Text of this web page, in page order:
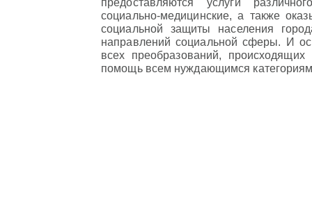
предоставляются услуги
социально-медицинские, а также
социальной защиты населения
направлений социальной сферы. И
всех преобразований,
помощь всем нуждающимся